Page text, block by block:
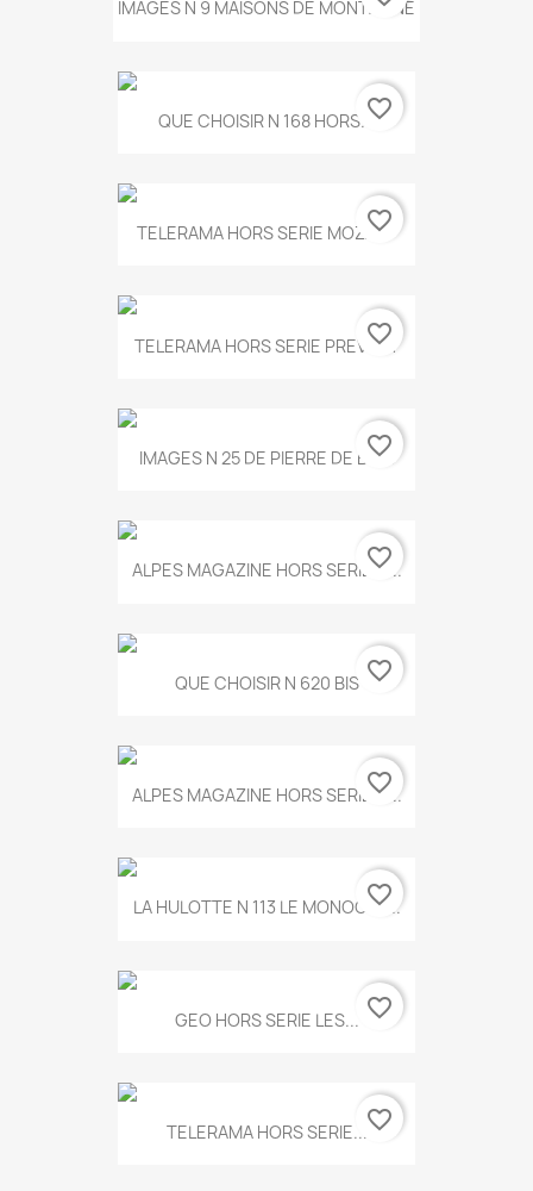
IMAGES N 9 MAISONS DE MONTAGNE
QUE CHOISIR N 168 HORS...favorite_border
TELERAMA HORS SERIE MOZART
favorite_border
TELERAMA HORS SERIE PREVERT
favorite_border
IMAGES N 25 DE PIERRE DE BOIS
favorite_border
ALPES MAGAZINE HORS SERIE N...
favorite_border
QUE CHOISIR N 620 BIS favorite_border
ALPES MAGAZINE HORS SERIE N...
favorite_border
LA HULOTTE N 113 LE MONOCLE...
favorite_border
GEO HORS SERIE LES... favorite_border
TELERAMA HORS SERIE...favorite_border